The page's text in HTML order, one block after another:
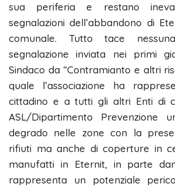
sua periferia e restano
segnalazioni dell’abbandono di
comunale. Tutto tace
segnalazione inviata nei primi
Sindaco da “Contramianto e altri
quale l’associazione ha
cittadino e a tutti gli altri Enti di
ASL/Dipartimento Prevenzione
degrado nelle zone con la
rifiuti ma anche di coperture in
manufatti in Eternit, in parte
rappresenta un potenziale